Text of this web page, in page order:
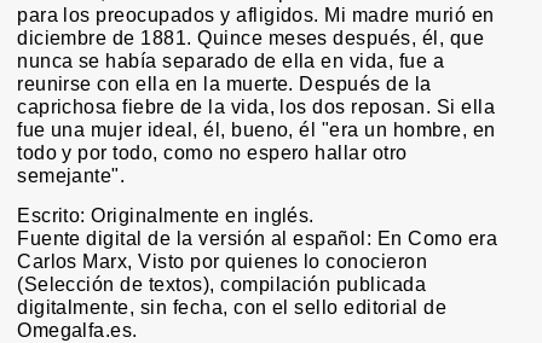
para los preocupados y afligidos. Mi madre murió en
diciembre de 1881. Quince meses después, él, que
nunca se había separado de ella en vida, fue a
reunirse con ella en la muerte. Después de la
caprichosa fiebre de la vida, los dos reposan. Si ella
fue una mujer ideal, él, bueno, él "era un hombre, en
todo y por todo, como no espero hallar otro
semejante".
Escrito: Originalmente en inglés.
Fuente digital de la versión al español: En Como era
Carlos Marx, Visto por quienes lo conocieron
(Selección de textos), compilación publicada
digitalmente, sin fecha, con el sello editorial de
Omegalfa.es.